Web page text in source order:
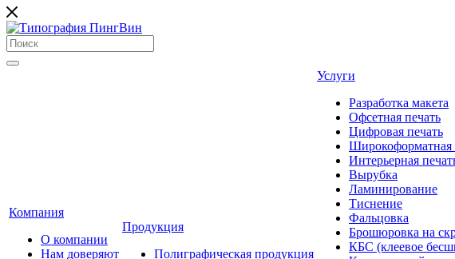
Компания
О компании
Нам доверяют
Продукция
Полиграфическая продукция
Услуги
Разработка макета
Офсетная печать
Цифровая печать
Широкоформатная
Интерьерная
Вырубка
Ламинирование
Тиснение
Фальцовка
Брошюровка на
КБС (клеевое